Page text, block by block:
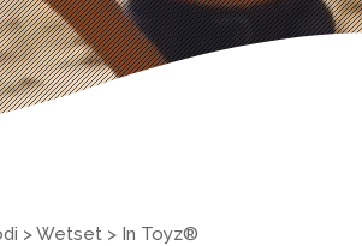
>Wetset > In Toyz®